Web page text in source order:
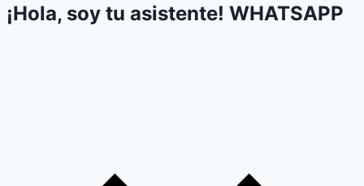
¡Hola, soy tu asistente! WHATSAPP